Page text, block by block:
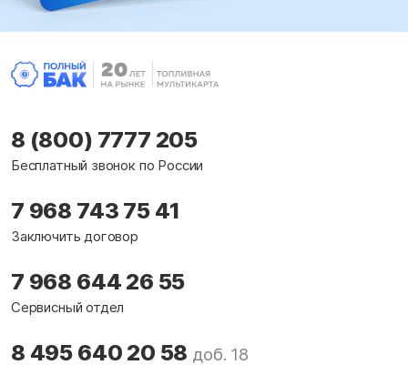
8 (800) 7777 205
Бесплатный звонок по России
7 968 743 75 41
Заключить договор
7 968 644 26 55
Сервисный отдел
8 495 640 20 58 доб. 18